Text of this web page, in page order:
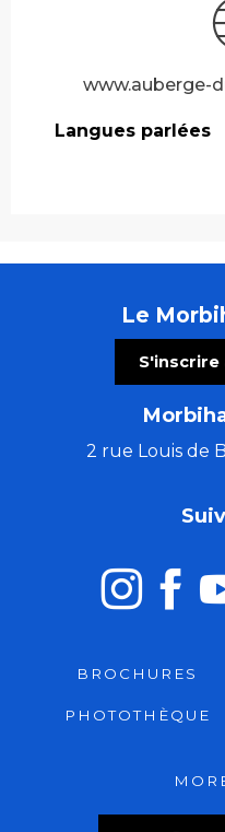
www.auberge-
Langues parlées
Langues parlées
Le
S'inscrire
2 rue Louis de
BROCHURES
PHOTOTHÈQUE